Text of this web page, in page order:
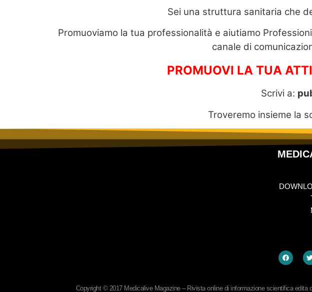
Sei una struttura sanitaria che
Promuoviamo la tua professionalità e aiutiamo
canale di
PROMUOVI LA TUA
Scrivi a:
Troveremo insieme la
Copyright © 2017 Medicalive Magazine – Rivista online di informazione scientifica edita